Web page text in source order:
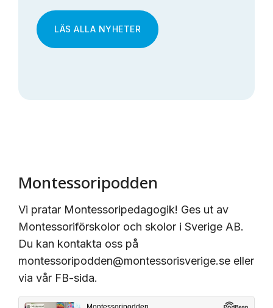
LÄS ALLA NYHETER
Montessoripodden
Vi pratar Montessoripedagogik! Ges ut av
Montessoriförskolor och skolor i Sverige AB.
Du kan kontakta oss på
montessoripodden@montessorisverige.se eller
via vår FB-sida.